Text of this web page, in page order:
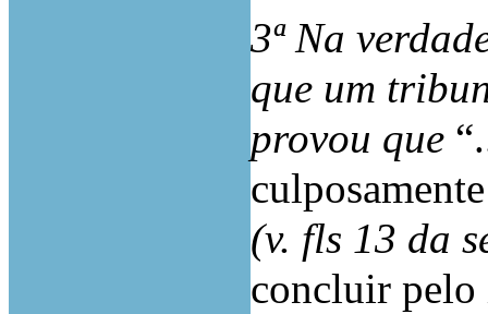
3ª Na
que um
provou que
(v. fls 13 da
concluir pelo